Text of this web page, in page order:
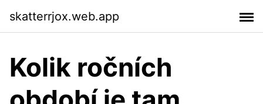
skatterrjox.web.app
Kolik ročních